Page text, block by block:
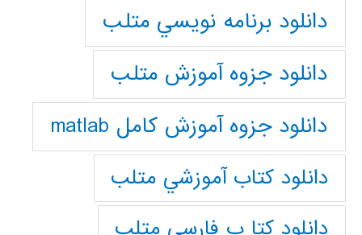
دانلود برنامه نويسي متلب
دانلود جزوه آموزش متلب
دانلود جزوه آموزش کامل matlab
دانلود كتاب آموزشي متلب
دانلود كتا ب فارسي متلب